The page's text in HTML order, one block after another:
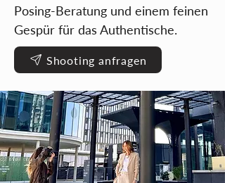
Posing-Beratung und einem feinen
Gespür für das Authentische.
Shooting anfragen